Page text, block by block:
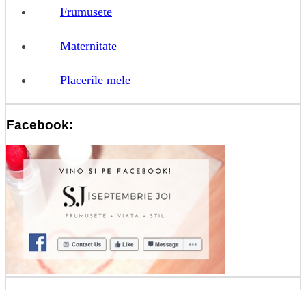
Frumusete
Maternitate
Placerile mele
Facebook: